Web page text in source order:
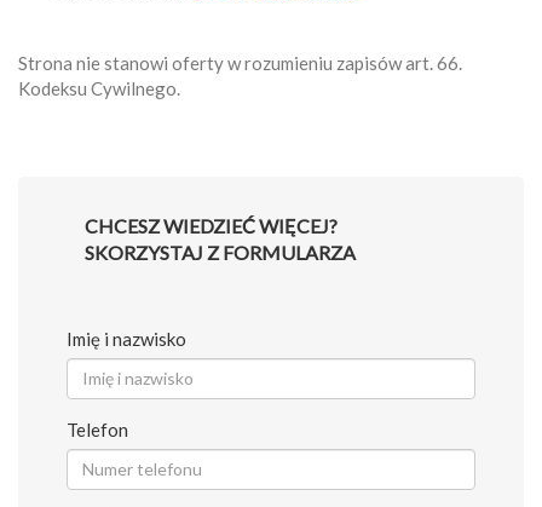
Strona nie stanowi oferty w rozumieniu zapisów art. 66.
Kodeksu Cywilnego.
CHCESZ WIEDZIEĆ WIĘCEJ?
SKORZYSTAJ Z FORMULARZA
Imię i nazwisko
Telefon